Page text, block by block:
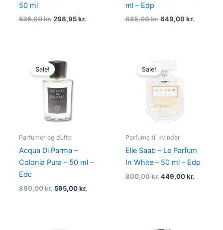
50 ml
535,00kr. 298,95kr.
ml – Edp
835,00kr. 649,00kr.
Sale!
Parfumer og dufte
Acqua Di Parma –
Colonia Pura – 50 ml –
Edc
880,00kr.
price
was:
880,00 kr..
595,00kr.
Sale!
Parfume til kvinder
Elie Saab – Le Parfum
In White – 50 ml – Edp
800,00kr.
was:
800,00 kr..
449,00kr.